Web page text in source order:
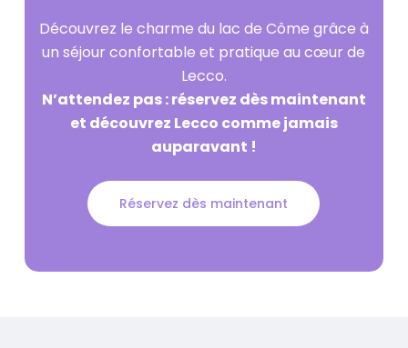
Découvrez le charme du lac de Côme grâce à
un séjour confortable et pratique au cœur de
Lecco.
N’attendez pas : réservez dès maintenant
et découvrez Lecco comme jamais
auparavant !
Réservez dès maintenant